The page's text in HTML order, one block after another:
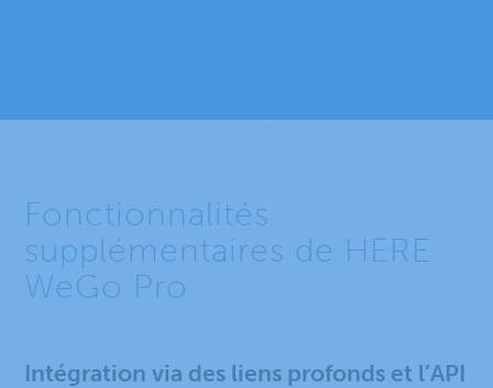
Fonctionnalités
supplémentaires de HERE
WeGo Pro
Intégration via des liens profonds et l’API